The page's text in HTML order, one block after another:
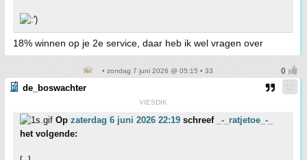
18% winnen op je 2e service, daar heb ik wel vragen over
• zondag 7 juni 2026 @ 05:15 • 33
de_boswachter
VIESDIK
Op zaterdag 6 juni 2026 22:19 schreef
_-_ratjetoe_-_
het volgende: